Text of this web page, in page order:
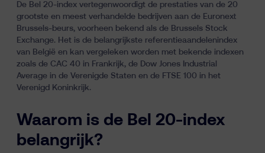
De Bel 20-index vertegenwoordigt de prestaties van de 20
grootste en meest verhandelde bedrijven aan de Euronext
Brussels-beurs, voorheen bekend als de Brussels Stock
Exchange. Het is de belangrijkste referentieaandelenindex
van België en kan vergeleken worden met bekende indexen
zoals de CAC 40 in Frankrijk, de Dow Jones Industrial
Average in de Verenigde Staten en de FTSE 100 in het
Verenigd Koninkrijk.
Waarom is de Bel 20-index
belangrijk?